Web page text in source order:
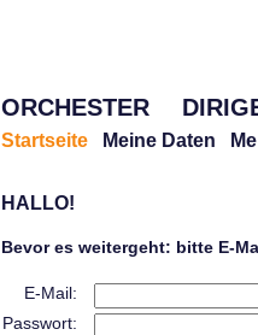
ORCHESTER
Startseite Meine Daten
HALLO!
Bevor es weitergeht: bitte E-
E-Mail:
Passwort: